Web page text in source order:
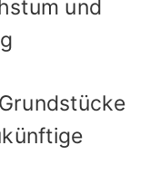
und